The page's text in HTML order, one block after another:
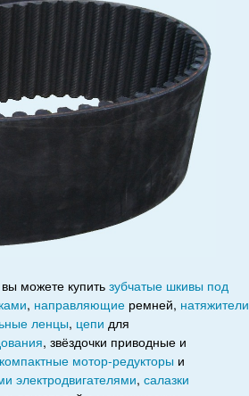
можете купить зубчатые шкивы под
, направляющие ремней, натяжители
ленцы, цепи для
, звёздочки приводные и
компактные мотор-редукторы и
электродвигателями, салазки